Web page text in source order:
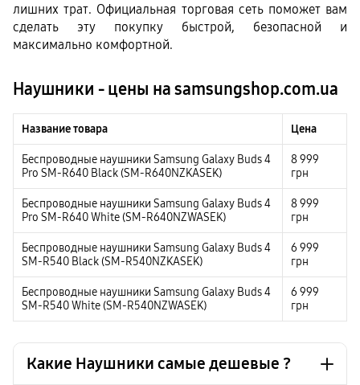
лишних трат. Официальная торговая сеть поможет вам
сделать эту покупку быстрой, безопасной и
максимально комфортной.
Наушники - цены на samsungshop.com.ua
Название товара Цена
Беспроводные наушники Samsung Galaxy Buds 4
Pro SM-R640 Black (SM-R640NZKASEK)
8 999
грн
Беспроводные наушники Samsung Galaxy Buds 4
Pro SM-R640 White (SM-R640NZWASEK)
8 999
грн
Беспроводные наушники Samsung Galaxy Buds 4
SM-R540 Black (SM-R540NZKASEK)
6 999
грн
Беспроводные наушники Samsung Galaxy Buds 4
SM-R540 White (SM-R540NZWASEK)
6 999
грн
Какие Наушники самые дешевые ?